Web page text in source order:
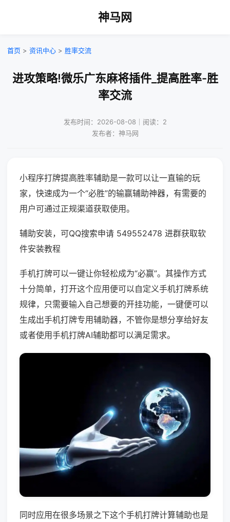
神马网
首页 > 资讯中心 > 胜率交流
进攻策略!微乐广东麻将插件_提高胜率-胜
率交流
发布时间：2026-08-08｜阅读：2
发布者：神马网
小程序打牌提高胜率辅助是一款可以让一直输的玩
家，快速成为一个“必胜”的输赢辅助神器，有需要的
用户可通过正规渠道获取使用。
辅助安装，可QQ搜索申请 549552478 进群获取软
件安装教程
手机打牌可以一键让你轻松成为“必赢”。其操作方式
十分简单，打开这个应用便可以自定义手机打牌系统
规律，只需要输入自己想要的开挂功能，一键便可以
生成出手机打牌专用辅助器，不管你是想分享给好友
或者使用手机打牌AI辅助都可以满足需求。
同时应用在很多场景之下这个手机打牌计算辅助也是